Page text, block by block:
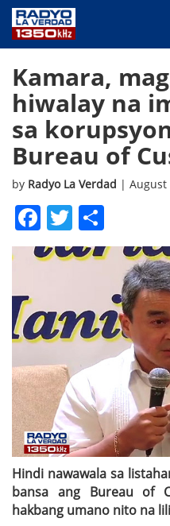
PUBLIC SERVICE
ANNOUNCEMENTS
PROGRAMS
ABOUT
Kamara,
hiwalay na
sa
Bureau of
by Radyo La Verdad | August
Facebook
Twitter
Hindi nawawala sa
bansa ang Bureau of
hakbang umano nito na